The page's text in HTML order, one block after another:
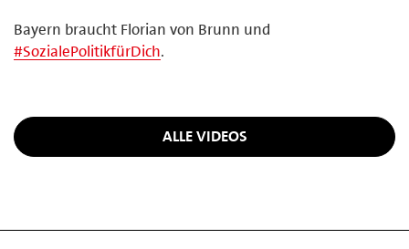
Bayern braucht Florian von Brunn und
#SozialePolitikfürDich.
ALLE VIDEOS